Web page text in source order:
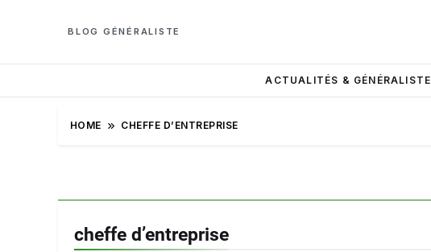
BLOG GÉNÉRALISTE
ACTUALITÉS & GÉNÉRALISTE
HOME CHEFFE D’ENTREPRISE
cheffe d’entreprise